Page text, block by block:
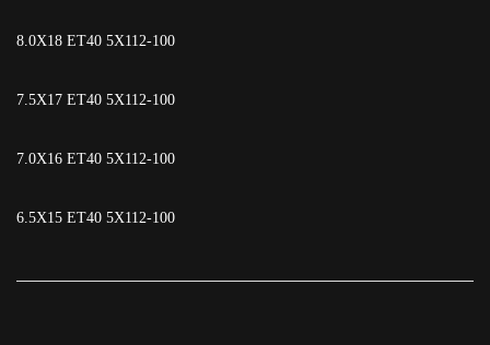
8.0X18 ET40 5X112-100
7.5X17 ET40 5X112-100
7.0X16 ET40 5X112-100
6.5X15 ET40 5X112-100